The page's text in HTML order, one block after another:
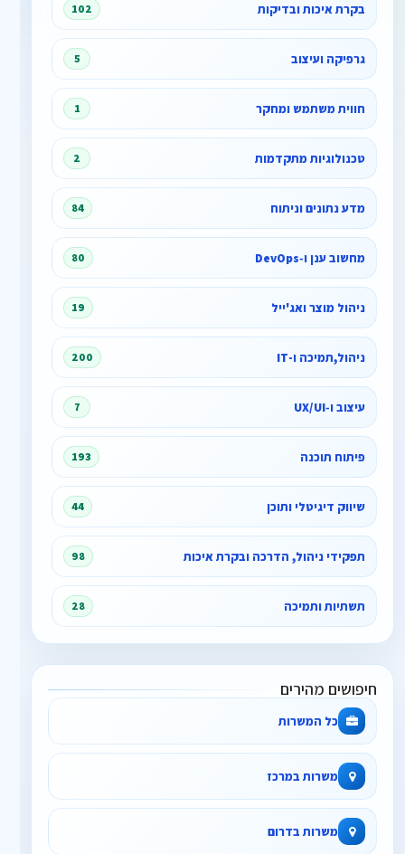
בקרת איכות ובדיקות 102
גרפיקה ועיצוב 5
חווית משתמש ומחקר 1
טכנולוגיות מתקדמות 2
מדע נתונים וניתוח 84
מחשוב ענן ו‑DevOps 80
ניהול מוצר ואג'ייל 19
ניהול,תמיכה ו-IT 200
עיצוב ו‑UX/UI 7
פיתוח תוכנה 193
שיווק דיגיטלי ותוכן 44
תפקידי ניהול, הדרכה ובקרת איכות 98
תשתיות ותמיכה 28
חיפושים מהירים
כל המשרות
משרות במרכז
משרות בדרום